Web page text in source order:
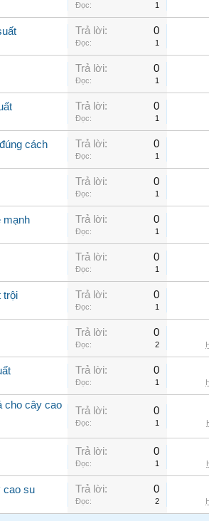
Đọc: 1
Trả lời: 0
Đọc: 1
Trả lời: 0
Đọc: 1
Trả lời: 0
Đọc: 1
cách Trả lời: 0
Đọc: 1
Trả lời: 0
Đọc: 1
mạnh Trả lời: 0
Đọc: 1
Trả lời: 0
Đọc: 1
trội Trả lời: 0
Đọc: 1
Trả lời: 0
Đọc: 2
Trả lời: 0
Đọc: 1
cho cây cao
Trả lời: 0
Đọc: 1
Trả lời: 0
Đọc: 1
cao su Trả lời: 0
Đọc: 2